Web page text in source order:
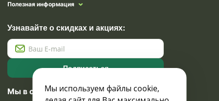
Полезная информация
Узнавайте о скидках и акциях:
Подписаться
Мы в социальных сетях
Мы используем файлы cookie,